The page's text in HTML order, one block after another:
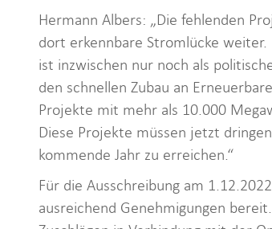
Hermann Albers: „Die fehlenden
dort erkennbare Stromlücke
ist inzwischen nur noch als
den schnellen Zubau an
Projekte mit mehr als 10.000
Diese Projekte müssen jetzt
kommende Jahr zu erreichen.“
Für die Ausschreibung am
ausreichend Genehmigungen